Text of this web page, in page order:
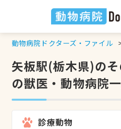
動物病院ドクターズ・ファイル
矢板駅(栃木県)の
の獣医・動物病院
診療動物